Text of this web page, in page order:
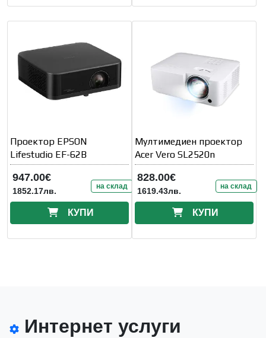
Проектор EPSON
Lifestudio EF-62B
947.00€
1852.17лв. на склад
КУПИ
Мултимедиен проектор
Acer Vero SL2520n
828.00€
1619.43лв. на склад
КУПИ
Интернет услуги